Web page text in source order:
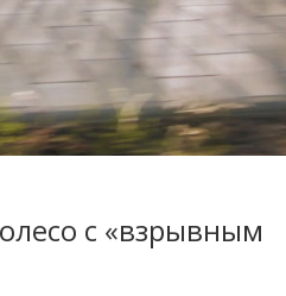
с «взрывным